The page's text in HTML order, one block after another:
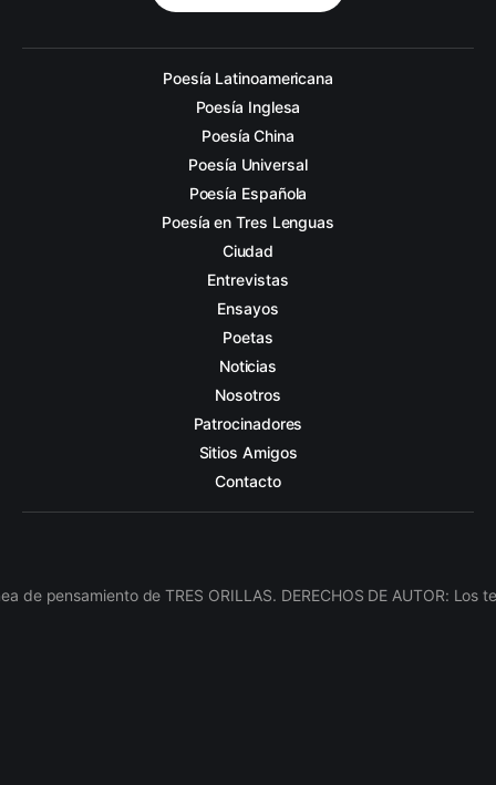
Poesía Latinoamericana
Poesía Inglesa
Poesía China
Poesía Universal
Poesía Española
Poesía en Tres Lenguas
Ciudad
Entrevistas
Ensayos
Poetas
Noticias
Nosotros
Patrocinadores
Sitios Amigos
Contacto
pensamiento de TRES ORILLAS. DERECHOS DE